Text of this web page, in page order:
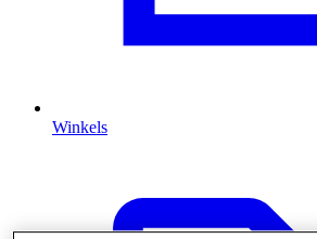
Winkels